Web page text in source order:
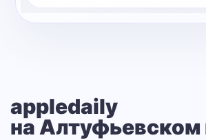
appledaily
на